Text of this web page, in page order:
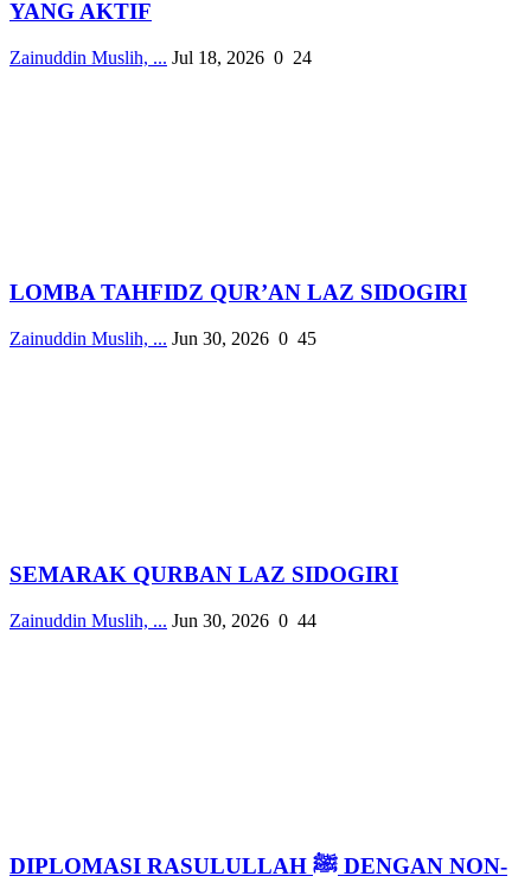
YANG AKTIF
Zainuddin Muslih, ... Jul 18, 2026 0 24
LOMBA TAHFIDZ QUR’AN LAZ SIDOGIRI
Zainuddin Muslih, ... Jun 30, 2026 0 45
SEMARAK QURBAN LAZ SIDOGIRI
Zainuddin Muslih, ... Jun 30, 2026 0 44
DIPLOMASI RASULULLAH ﷺ DENGAN NON-